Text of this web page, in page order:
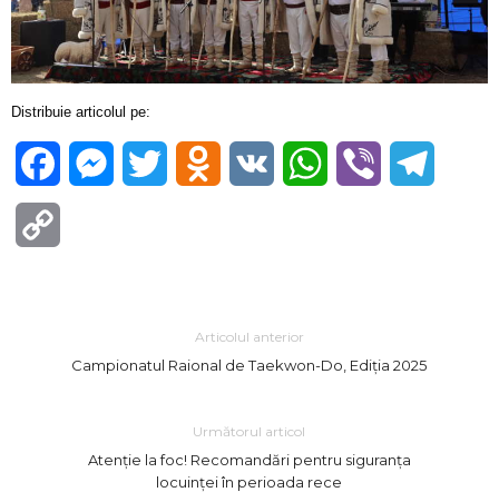
Distribuie articolul pe:
FacebookMessenger
Twitter Odnoklassniki
VK WhatsApp
Viber
Articolul anterior
Campionatul Raional de Taekwon-Do, Ediția 2025
Următorul articol
Atenție la foc! Recomandări pentru siguranța
locuinței în perioada rece